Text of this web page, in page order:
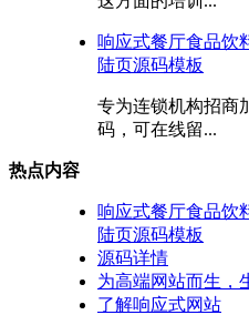
响应式餐厅食品饮
陆页源码模板
专为连锁机构招商
码，可在线留...
热点内容
响应式餐厅食品饮
陆页源码模板
源码详情
为高端网站而生，
了解响应式网站